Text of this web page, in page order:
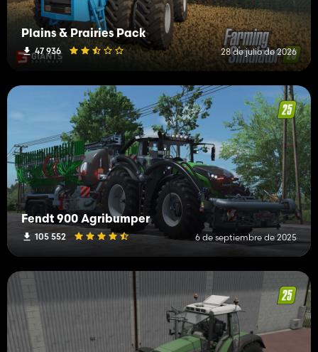
Plains & Prairies Pack
47 936 28 de julio de 2026
Fendt 900 Agribumper
105 552 6 de septiembre de 2025